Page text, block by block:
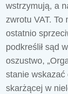
wstrzymują, a
zwrotu VAT. To
ostatnio
podkreślił sąd
oszustwo,
stanie wskazać
skarżącej w